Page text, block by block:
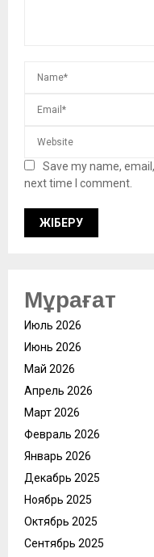
Save my name,
next time I comment.
Мұрағат
Июль 2026
Июнь 2026
Май 2026
Апрель 2026
Март 2026
Февраль 2026
Январь 2026
Декабрь 2025
Ноябрь 2025
Октябрь 2025
Сентябрь 2025